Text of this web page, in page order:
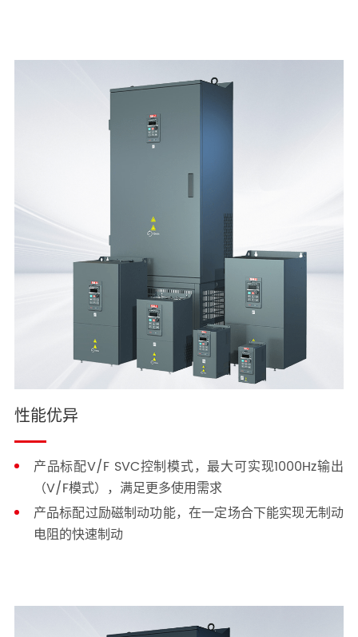
性能优异
产品标配V/F SVC控制模式，最大可实现1000Hz输出
（V/F模式），满足更多使用需求
产品标配过励磁制动功能，在一定场合下能实现无制动
电阻的快速制动